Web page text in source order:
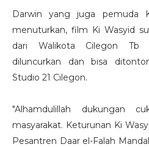
Darwin yang juga pemuda
menuturkan, film Ki Wasyid
dari Walikota Cilegon Tb
diluncurkan dan bisa
Studio 21 Cilegon.
"Alhamdulillah dukungan
masyarakat. Keturunan Ki
Pesantren Daar el-Falah